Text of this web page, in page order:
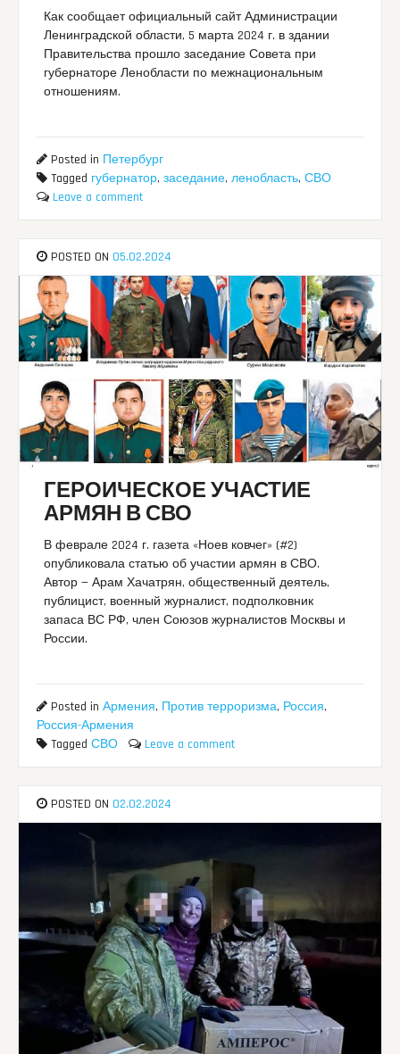
Как сообщает официальный сайт Администрации
Ленинградской области, 5 марта 2024 г. в здании
Правительства прошло заседание Совета при
губернаторе Ленобласти по межнациональным
отношениям.
Posted in Петербург
Tagged губернатор,заседание,ленобласть,СВО
Leave a comment
POSTED ON 05.02.2024
ГЕРОИЧЕСКОЕ УЧАСТИЕ
АРМЯН В СВО
В феврале 2024 г. газета «Ноев ковчег» (#2)
опубликовала статью об участии армян в СВО.
Автор — Арам Хачатрян, общественный деятель,
публицист, военный журналист, подполковник
запаса ВС РФ, член Союзов журналистов Москвы и
России.
Posted inАрмения, Против терроризма, Россия,
Россия-Армения
TaggedСВО Leave a comment
POSTED ON 02.02.2024